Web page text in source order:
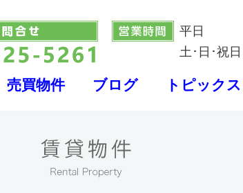
平日
土･日･祝日
売買物件 ブログ トピックス